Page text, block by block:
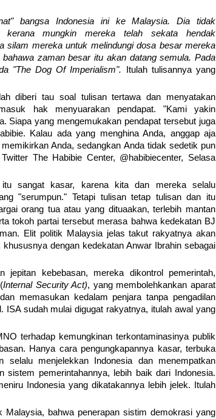
bangsa Indonesia ini ke Malaysia. Dia tidak
kerana mungkin mereka telah sekata hendak
silam mereka untuk melindungi dosa besar mereka
zaman besar itu akan datang semula. Pada
"The Dog Of Imperialism".
Itulah tulisannya yang
diberi tau soal tulisan tertawa dan menyatakan
hak menyuarakan pendapat. "Kami yakin
Siapa yang mengemukakan pendapat tersebut juga
Kalau ada yang menghina Anda, anggap aja
Anda, sedangkan Anda tidak sedetik pun
The Habibie Center, @habibiecenter, Selasa
sangat kasar, karena kita dan mereka selalu
"serumpun." Tetapi tulisan tetap tulisan dan itu
orang tua atau yang dituaakan, terlebih mantan
tokoh partai tersebut merasa bahwa kedekatan BJ
Elit politik Malaysia jelas takut rakyatnya akan
dengan kedekatan Anwar Ibrahin sebagai
jepitan kebebasan, mereka dikontrol pemerintah,
Internal Security Act), yang membolehkankan aparat
memasukan kedalam penjara tanpa pengadilan
ISA sudah mulai digugat rakyatnya, itulah awal yang
terhadap kemungkinan terkontaminasinya publik
Hanya cara pengungkapannya kasar, terbuka
menjelekkan Indonesia dan menempatkan
sistem pemerintahannya, lebih baik dari Indonesia.
Indonesia yang dikatakannya lebih jelek. Itulah
Malaysia, bahwa penerapan sistim demokrasi yang